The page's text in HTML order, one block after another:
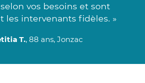
vos besoins et sont
les intervenants fidèles. »
T., 88 ans, Jonzac